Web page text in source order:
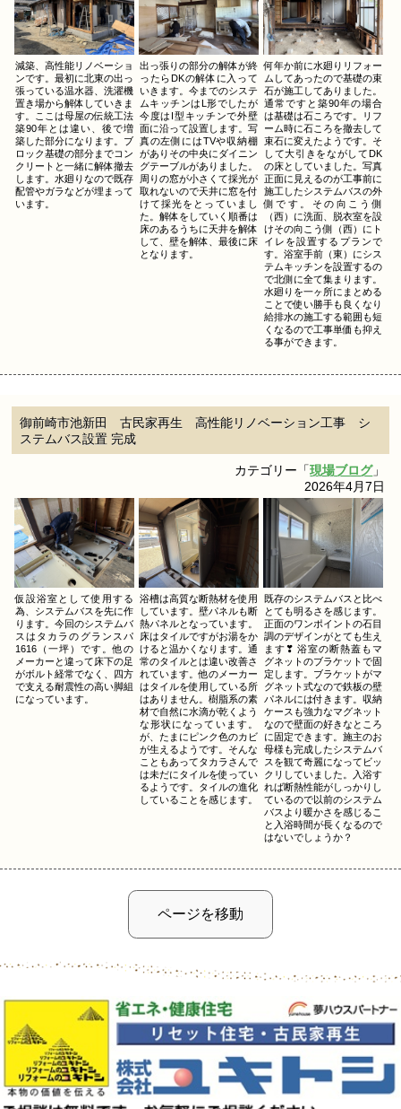
減築、高性能リノベーショ
ンです。最初に北東の出っ
張っている温水器、洗濯機
置き場から解体していきま
す。ここは母屋の伝統工法
築90年とは違い、後で増
築した部分になります。ブ
ロック基礎の部分までコン
クリートと一緒に解体撤去
します。水廻りなので既存
配管やガラなどが埋まって
います。
出っ張りの部分の解体が終
ったらDKの解体に入って
いきます。今までのシステ
ムキッチンはL形でしたが
今度はI型キッチンで外壁
面に沿って設置します。写
真の左側にはTVや収納棚
がありその中央にダイニン
グテーブルがありました。
周りの窓が小さくて採光が
取れないので天井に窓を付
けて採光をとっていまし
た。解体をしていく順番は
床のあるうちに天井を解体
して、壁を解体、最後に床
となります。
何年か前に水廻りリフォー
ムしてあったので基礎の束
石が施工してありました。
通常ですと築90年の場合
は基礎は石ころです。リフ
ーム時に石ころを撤去して
束石に変えたようです。そ
して大引きをながしてDK
の床としていました。写真
正面に見えるのが工事前に
施工したシステムバスの外
側です。その向こう側
（西）に洗面、脱衣室を設
けその向こう側（西）にト
イレを設置するプランで
す。浴室手前（東）にシス
テムキッチンを設置するの
で北側に全て集まります。
水廻りを一ヶ所にまとめる
ことで使い勝手も良くなり
給排水の施工する範囲も短
くなるので工事単価も抑え
る事ができます。
御前崎市池新田 古民家再生 高性能リノベーション工事 シ
ステムバス設置 完成
カテゴリー「現場ブログ」
2026年4月7日
仮設浴室として使用する
為、システムバスを先に作
ります。今回のシステムバ
スはタカラのグランスパ
1616（一坪）です。他の
メーカーと違って床下の足
がボルト経常でなく、四方
で支える耐震性の高い脚組
になっています。
浴槽は高質な断熱材を使用
しています。壁パネルも断
熱パネルとなっています。
床はタイルですがお湯をか
けると温かくなります。通
常のタイルとは違い改善さ
れています。他のメーカー
はタイルを使用している所
はありません。樹脂系の素
材で自然に水滴が乾くよう
な形状になっています。
が、たまにピンク色のカビ
が生えるようです。そんな
こともあってタカラさんで
は未だにタイルを使ってい
るようです。タイルの進化
していることを感じます。
既存のシステムバスと比べ
とても明るさを感じます。
正面のワンポイントの石目
調のデザインがとても生え
ます❣ 浴室の断熱蓋もマ
グネットのブラケットで固
定します。ブラケットがマ
グネット式なので鉄板の壁
パネルには付きます。収納
ケースも強力なマグネット
なので壁面の好きなところ
に固定できます。施主のお
母様も完成したシステムバ
スを観て奇麗になってビッ
クリしていました。入浴す
れば断熱性能がしっかりし
ているので以前のシステム
バスより暖かさを感じるこ
と入浴時間が長くなるので
はないでしょうか？